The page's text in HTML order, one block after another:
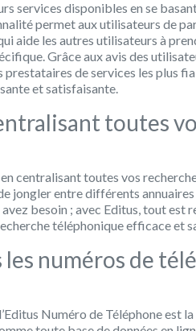
services disponibles en se
permet aux utilisateurs de
aide les autres utilisateurs à
Grâce aux avis des
de services les plus
et satisfaisante.
toutes
centralisant toutes vos
jongler entre différents annuaires
besoin ; avec Editus, tout est
téléphonique efficace et
numéros de
Numéro de Téléphone est